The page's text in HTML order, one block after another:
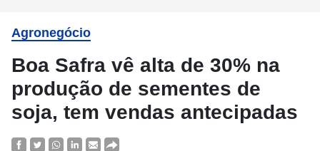
Agronegócio
Boa Safra vê alta de 30% na
produção de sementes de
soja, tem vendas antecipadas